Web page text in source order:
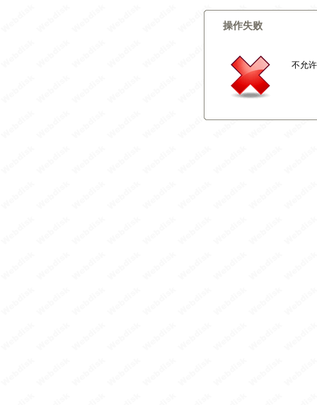
操作失败
不允